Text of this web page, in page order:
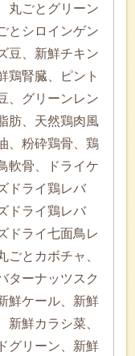
丸ごとグリーン
とシロインゲン
豆、新鮮チキン
鶏腎臓、ピント
、グリーンレン
肪、天然鶏肉風
、粉砕鶏骨、鶏
軟骨、ドライケ
ドライ鶏レバ
ドライ鶏レバ
ドライ七面鳥レ
ごとカボチャ、
ターナッツスク
鮮ケール、新鮮
新鮮カラシ菜、
グリーン、新鮮